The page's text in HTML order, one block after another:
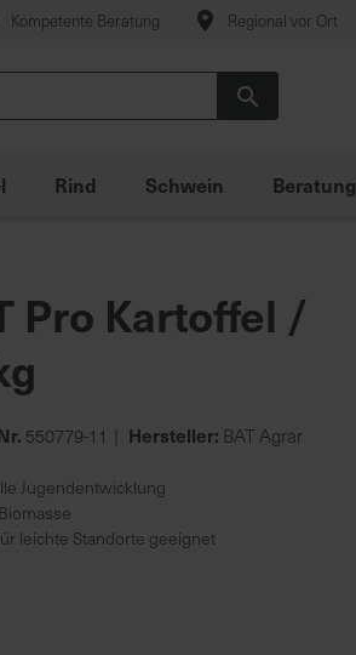
Kompetente Beratung Regional vor Ort
Rind Schwein Beratung
Pro Kartoffel /
550779-11 Hersteller: BAT Agrar
Jugendentwicklung
leichte Standorte geeignet